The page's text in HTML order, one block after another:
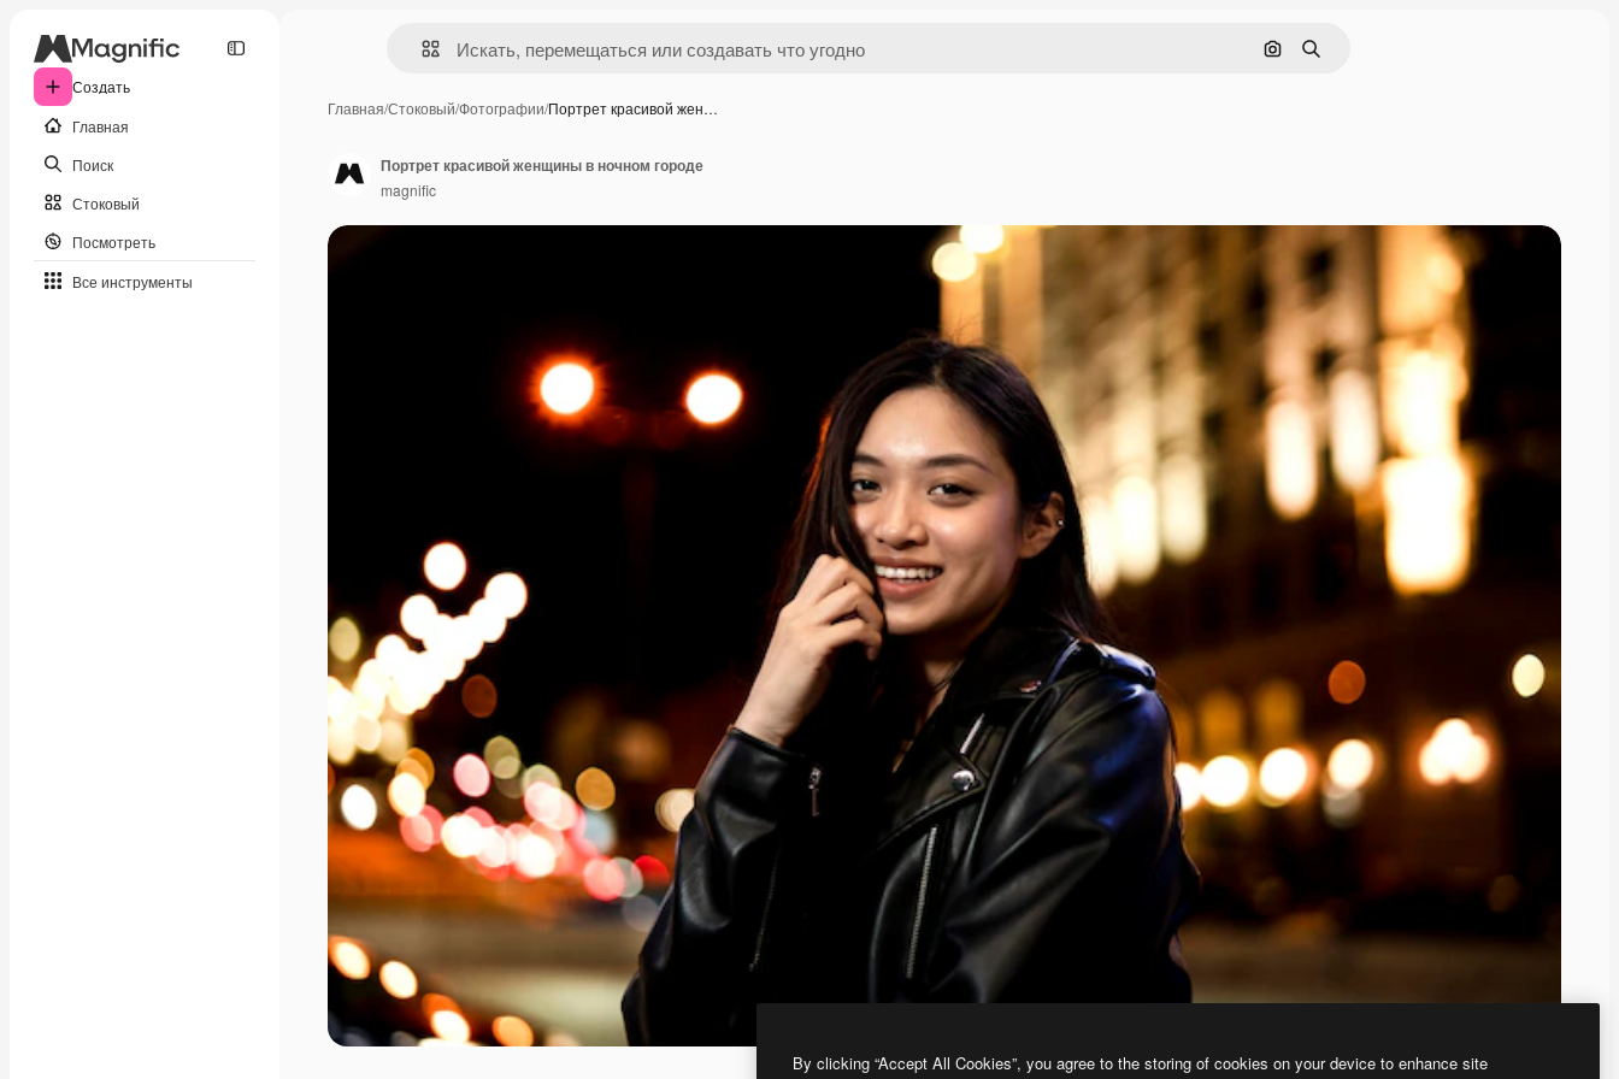
Создать
Главная
Поиск
Стоковый
Посмотреть
Все инструменты
Поиск по изображению
Поиск
Главная/Стоковый/Фотографии/Портрет красивой жен…
Портрет красивой женщины в ночном городе
magnific
By clicking “Accept All Cookies”, you agree to the storing of cookies on your device to enhance site